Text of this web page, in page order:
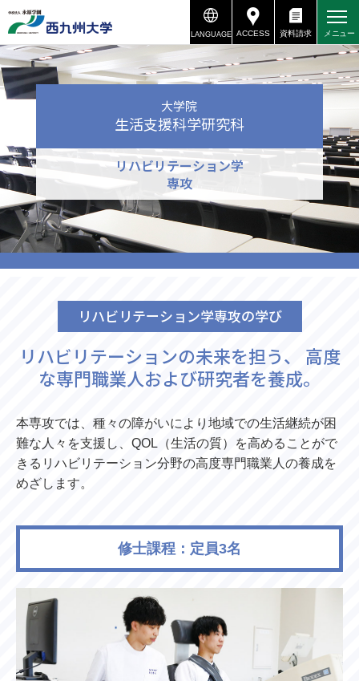
資料請求 アクセス
メニュー
LANGUAGE 資料請求
ACCESS
大学院
生活支援科学研究科
リハビリテーション学
専攻
リハビリテーション学専攻の学び
リハビリテーションの未来を担う、
高度
な専門職業人および研究者を養成。
本専攻では、種々の障がいにより地域での生活継続が困
難な人々を支援し、QOL（生活の質）を高めることがで
きるリハビリテーション分野の高度専門職業人の養成を
めざします。
修士課程：定員3名